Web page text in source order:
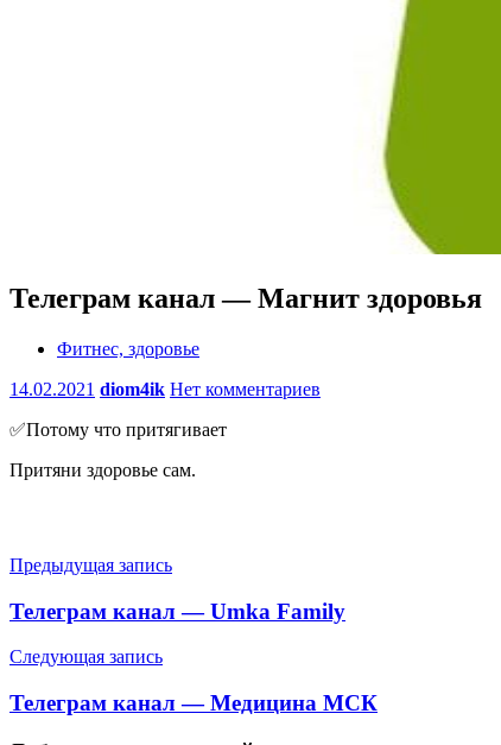
Телеграм канал — Магнит здоровья
Фитнес, здоровье
14.02.2021 diom4ik Нет комментариев
✅Потому что притягивает
Притяни здоровье сам.
Навигация
по
записям
Предыдущая запись
Телеграм канал — Umka Family
Следующая запись
Телеграм канал — Медицина МСК